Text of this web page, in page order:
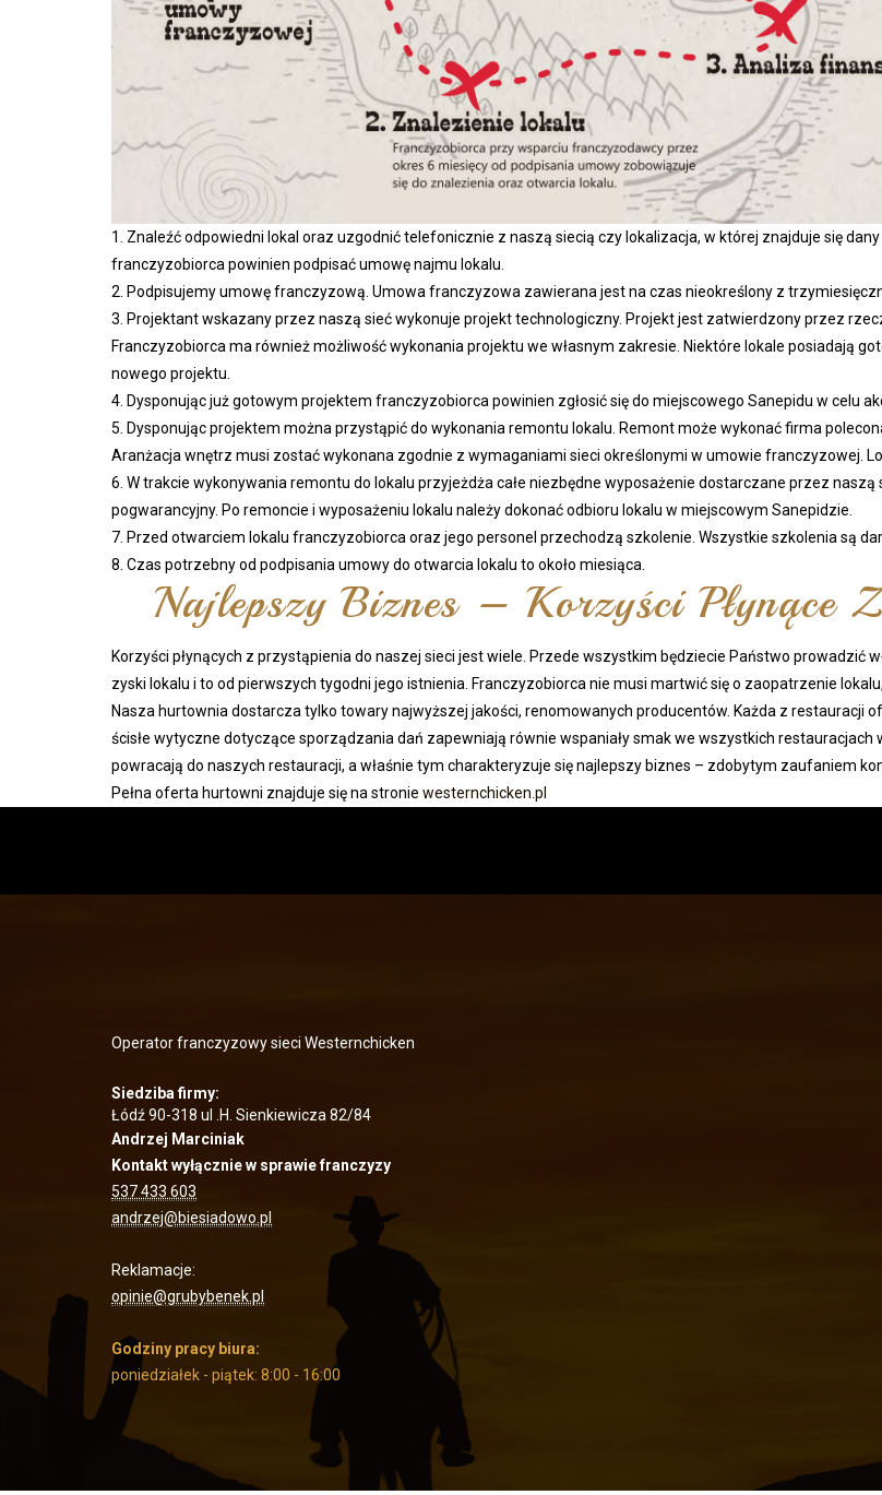
1. Znaleźć odpowiedni lokal oraz uzgodnić telefonicznie z naszą siecią czy lokalizacja, w której znajduje się
franczyzobiorca powinien podpisać umowę najmu lokalu.
2. Podpisujemy umowę franczyzową. Umowa franczyzowa zawierana jest na czas nieokreślony z
3. Projektant wskazany przez naszą sieć wykonuje projekt technologiczny. Projekt jest zatwierdzony przez
Franczyzobiorca ma również możliwość wykonania projektu we własnym zakresie. Niektóre lokale posiadają
nowego projektu.
4. Dysponując już gotowym projektem franczyzobiorca powinien zgłosić się do miejscowego Sanepidu w celu
5. Dysponując projektem można przystąpić do wykonania remontu lokalu. Remont może wykonać firma
Aranżacja wnętrz musi zostać wykonana zgodnie z wymaganiami sieci określonymi w umowie franczyzowej.
6. W trakcie wykonywania remontu do lokalu przyjeżdża całe niezbędne wyposażenie dostarczane przez
pogwarancyjny. Po remoncie i wyposażeniu lokalu należy dokonać odbioru lokalu w miejscowym Sanepidzie.
7. Przed otwarciem lokalu franczyzobiorca oraz jego personel przechodzą szkolenie. Wszystkie szkolenia są
8. Czas potrzebny od podpisania umowy do otwarcia lokalu to około miesiąca.
Najlepszy Biznes – Korzyści Płynące
Korzyści płynących z przystąpienia do naszej sieci jest wiele. Przede wszystkim będziecie Państwo prowadzić
zyski lokalu i to od pierwszych tygodni jego istnienia. Franczyzobiorca nie musi martwić się o zaopatrzenie
Nasza hurtownia dostarcza tylko towary najwyższej jakości, renomowanych producentów. Każda z restauracji
ścisłe wytyczne dotyczące sporządzania dań zapewniają równie wspaniały smak we wszystkich restauracjach
powracają do naszych restauracji, a właśnie tym charakteryzuje się najlepszy biznes – zdobytym zaufaniem
Pełna oferta hurtowni znajduje się na stronie westernchicken.pl
Operator franczyzowy sieci Westernchicken
Siedziba firmy:
Łódź 90-318 ul .H. Sienkiewicza 82/84
Andrzej Marciniak
Kontakt wyłącznie w sprawie franczyzy
537 433 603
andrzej@biesiadowo.pl
Reklamacje:
opinie@grubybenek.pl
Godziny pracy biura:
poniedziałek - piątek: 8:00 - 16:00